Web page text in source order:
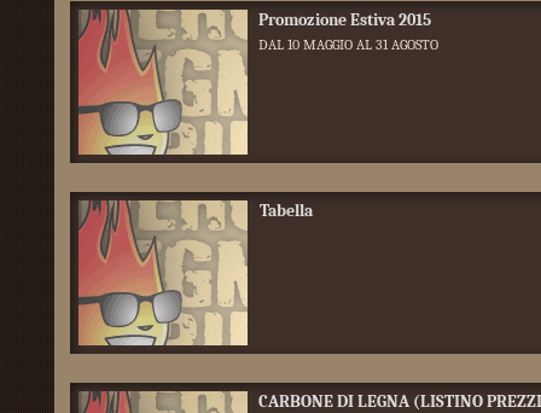
Promozione Estiva 2015
DAL 10 MAGGIO AL 31 AGOSTO
Tabella
CARBONE DI LEGNA (LISTINO